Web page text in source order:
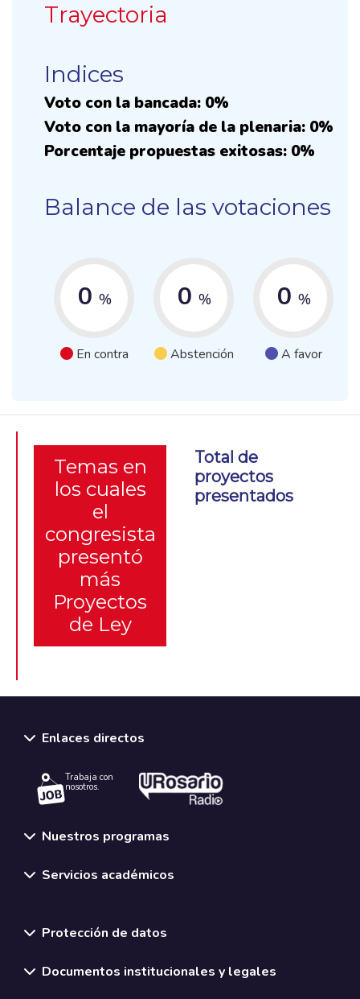
Trayectoria
Indices
Voto con la bancada: 0%
Voto con la mayoría de la plenaria: 0%
Porcentaje propuestas exitosas: 0%
Balance de las votaciones
0 %
En contra
0 %
Abstención
0 %
A favor
Temas en
los cuales
el
congresista
presentó
más
Proyectos
de Ley
Total de
proyectos
presentados
Enlaces directos
Trabaja con
nosotros.
Nuestros programas
Servicios académicos
Protección de datos
Documentos institucionales y legales